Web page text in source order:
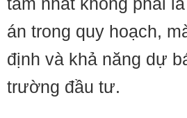
án trong quy hoạch,
định và khả năng dự
trường đầu tư.